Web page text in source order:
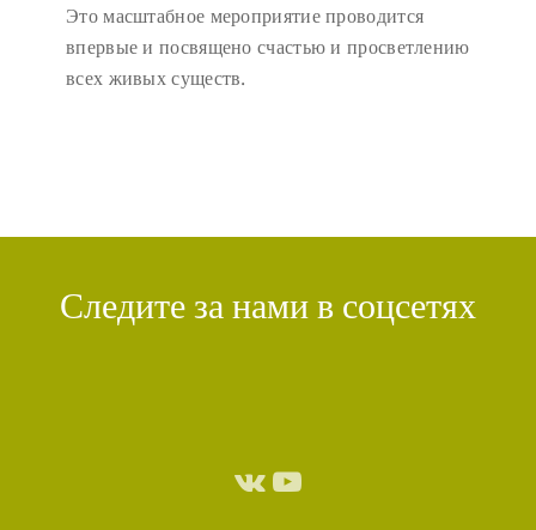
Это масштабное мероприятие проводится
впервые и посвящено счастью и просветлению
всех живых существ.
Следите за нами в соцсетях